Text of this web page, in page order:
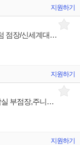
지원하기
[부쉐론] 명품 주얼리 BOUCHERON 신세계센텀 점장/신세계대전 Admin 채용
지원하기
[다미아니 코리아]명품 주얼리 DAMIANI 롯데잠실 부점장,주니어/현대판교,롯데본점 슈퍼바이저,시니어 채용
지원하기